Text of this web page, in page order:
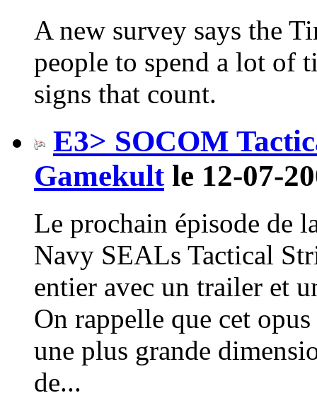
A new survey says the
people to spend a lot of
signs that count.
E3> SOCOM
Gamekultle 12-07-
Le prochain épisode de
Navy SEALs Tactical
entier avec un trailer et
On rappelle que cet
une plus grande
de...